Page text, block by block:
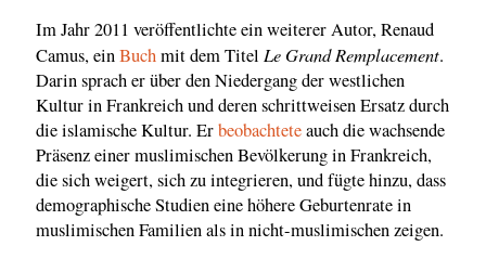
Im Jahr 2011 veröffentlichte ein weiterer Autor, Renaud
Camus, einBuchmit dem Titel Le Grand Remplacement.
Darin sprach er über den Niedergang der westlichen
Kultur in Frankreich und deren schrittweisen Ersatz durch
die islamische Kultur. Erbeobachteteauch die wachsende
Präsenz einer muslimischen Bevölkerung in Frankreich,
die sich weigert, sich zu integrieren, und fügte hinzu, dass
demographische Studien eine höhere Geburtenrate in
muslimischen Familien als in nicht-muslimischen zeigen.